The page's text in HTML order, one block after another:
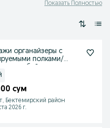
Показать Полностью
органайзеры с
полками/
сум
Бектемирский район
2026 г.